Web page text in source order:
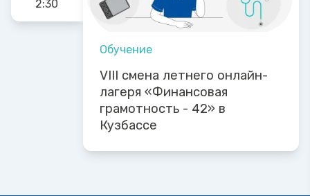
2:30
Обучение
VIII смена летнего онлайн-
лагеря «Финансовая
грамотность - 42» в
Кузбассе